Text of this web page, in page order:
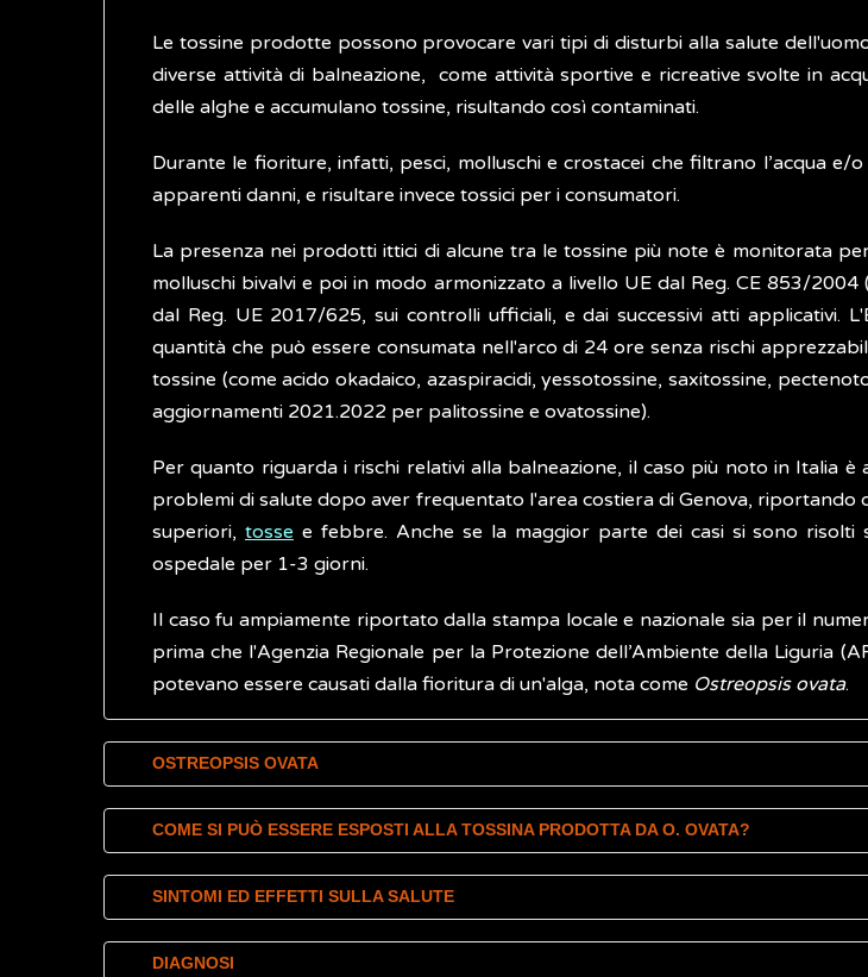
Le tossine prodotte possono provocare vari tipi di disturbi alla salute
diverse attività di balneazione, come attività sportive e ricreative svolte in
delle alghe e accumulano tossine, risultando così contaminati.
Durante le fioriture, infatti, pesci, molluschi e crostacei che filtrano l’acqua
apparenti danni, e risultare invece tossici per i consumatori.
La presenza nei prodotti ittici di alcune tra le tossine più note è monitorata
molluschi bivalvi e poi in modo armonizzato a livello UE dal Reg. CE 853/
dal Reg. UE 2017/625, sui controlli ufficiali, e dai successivi atti applicativi.
quantità che può essere consumata nell'arco di 24 ore senza rischi
tossine (come acido okadaico, azaspiracidi, yessotossine, saxitossine,
aggiornamenti 2021.2022 per palitossine e ovatossine).
Per quanto riguarda i rischi relativi alla balneazione, il caso più noto in Italia
problemi di salute dopo aver frequentato l'area costiera di Genova,
superiori, tosse e febbre. Anche se la maggior parte dei casi si sono
ospedale per 1-3 giorni.
Il caso fu ampiamente riportato dalla stampa locale e nazionale sia per il
prima che l'Agenzia Regionale per la Protezione dell’Ambiente della Liguria
potevano essere causati dalla fioritura di un'alga, nota come Ostreopsis ovata.
OSTREOPSIS OVATA
Ostreopsis ovataè una micro-alga marina che vive in acqua, dolce o salata,
esmpio uno scoglio (bentonica). Tipica delle zone tropicali e subtropicali, ha
occhio nudo. In particolari condizioni climatiche, però, prolifera fino a formare
Cresce in zone costiere poco profonde sulla superficie di macro-alghe
COME SI PUÒ ESSERE ESPOSTI ALLA TOSSINA PRODOTTA DA O. OVATA?
Le principali vie di esposizione alle ovatossine sono:
inalazione,
SINTOMI ED EFFETTI SULLA SALUTE
A tutt'oggi effetti sulla salute umana sono stati osservati solo durante
DIAGNOSI